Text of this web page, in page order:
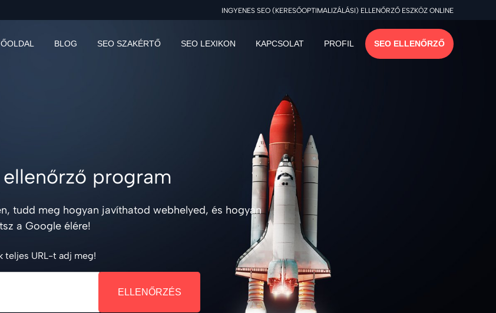
INGYENES SEO (KERESŐOPTIMALIZÁLÁSI) ELLENŐRZŐ ESZKÖZ ONLINE
BLOG SEO SZAKÉRTŐ SEO LEXIKON KAPCSOLAT PROFIL SEO ELLENŐRZŐ
program
tudd meg hogyan javíthatod webhelyed, és hogyan
a Google élére!
teljes URL-t adj meg!
ELLENŐRZÉS